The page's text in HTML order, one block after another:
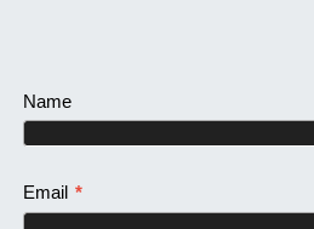
Name
Email *